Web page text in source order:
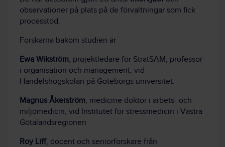
observationer på plats på de förvaltningar som fick
processtöd.
Forskarna bakom studien är
Ewa Wikström, projektledare för StratSAM, professor
i organisation och management, vid
Handelshögskolan på Göteborgs universitet.
Magnus Åkerström, medicine doktor i arbets- och
miljömedicin, vid Institutet för stressmedicin i Västra
Götalandsregionen
Roy Liff, docent och seniorforskare från